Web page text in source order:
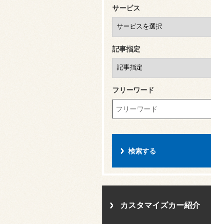
サービス
記事指定
フリーワード
カスタマイズカー紹介